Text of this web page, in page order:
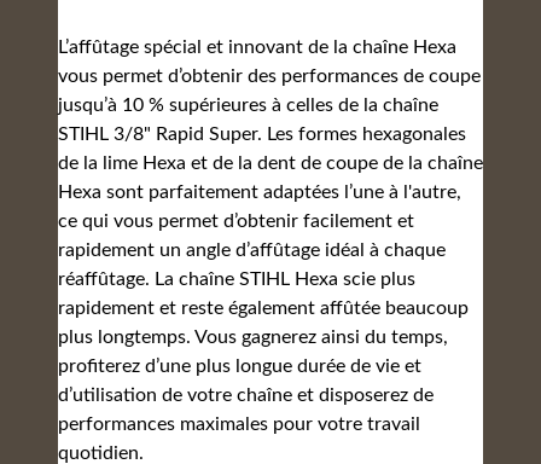
L’affûtage spécial et innovant de la chaîne Hexa
vous permet d’obtenir des performances de coupe
jusqu’à 10 % supérieures à celles de la chaîne
STIHL 3/8" Rapid Super. Les formes hexagonales
de la lime Hexa et de la dent de coupe de la chaîne
Hexa sont parfaitement adaptées l’une à l'autre,
ce qui vous permet d’obtenir facilement et
rapidement un angle d’affûtage idéal à chaque
réaffûtage. La chaîne STIHL Hexa scie plus
rapidement et reste également affûtée beaucoup
plus longtemps. Vous gagnerez ainsi du temps,
profiterez d’une plus longue durée de vie et
d’utilisation de votre chaîne et disposerez de
performances maximales pour votre travail
quotidien.